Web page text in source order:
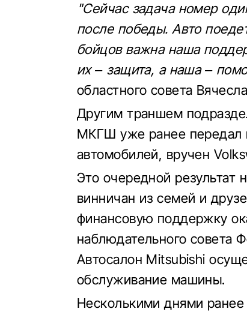
"Сейчас задача номер
после победы. Авто
бойцов важна наша
их – защита, а наша –
областного совета
Другим траншем
МКГШ уже ранее передал
автомобилей, вручен
Это очередной результат
винничан из семей и
финансовую поддержку
наблюдательного совета
Автосалон Mitsubishi
обслуживание машины.
Несколькими днями